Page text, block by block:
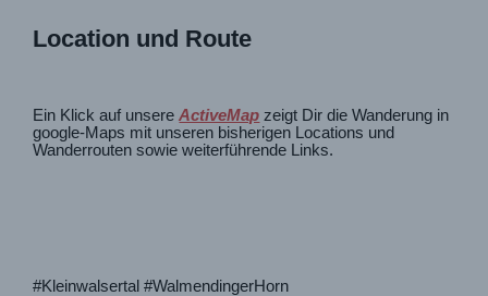
Location und Route
Ein Klick auf unsereActiveMap zeigt Dir die Wanderung in
google-Maps mit unseren bisherigen Locations und
Wanderrouten sowie weiterführende Links.
#Kleinwalsertal #WalmendingerHorn